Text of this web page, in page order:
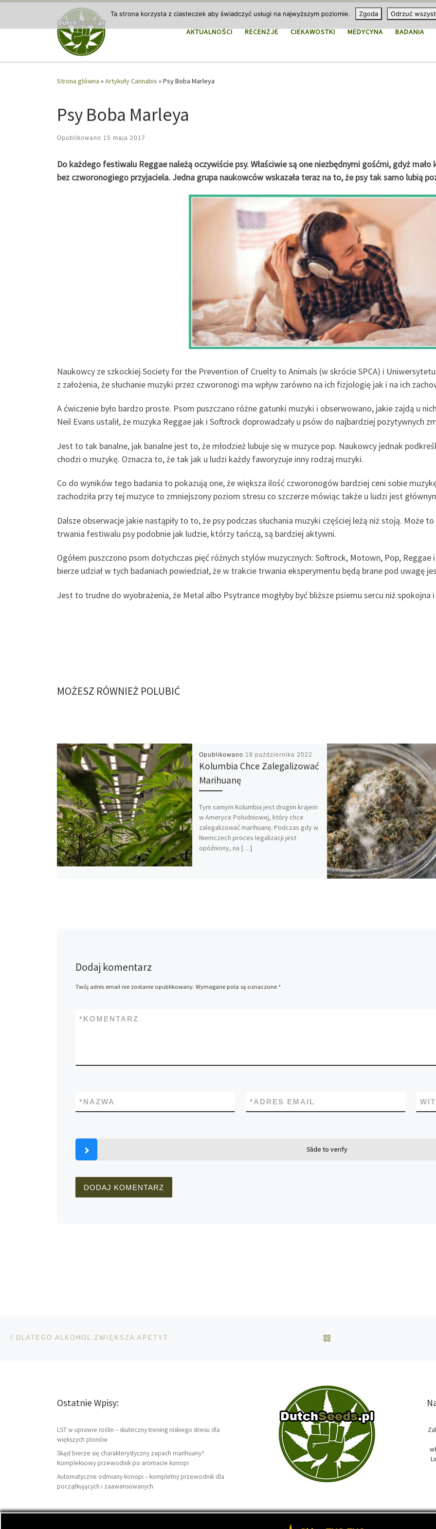
Przejdź do treści
AKTUALNOŚCI RECENZJE CIEKAWOSTKI MEDYCYNA BADANIA
Strona główna »Artykuły Cannabis »Psy Boba Marleya
Psy Boba Marleya
Opublikowano 15 maja 2017
Do każdego festiwalu Reggae należą oczywiście psy. Właściwie są one niezbędnymi gośćmi, gdyż
bez czworonogiego przyjaciela. Jedna grupa naukowców wskazała teraz na to, że psy tak samo lubią
Naukowcy ze szkockiej Society for the Prevention of Cruelty to Animals (w skrócie SPCA) i
z założenia, że słuchanie muzyki przez czworonogi ma wpływ zarówno na ich fizjologię jak i na ich
A ćwiczenie było bardzo proste. Psom puszczano różne gatunki muzyki i obserwowano, jakie zajdą u
Neil Evans ustalił, że muzyka Reggae jak i Softrock doprowadzały u psów do najbardziej pozytywnych
Jest to tak banalne, jak banalne jest to, że młodzież lubuje się w muzyce pop. Naukowcy jednak
chodzi o muzykę. Oznacza to, że tak jak u ludzi każdy faworyzuje inny rodzaj muzyki.
Co do wyników tego badania to pokazują one, że większa ilość czworonogów bardziej ceni sobie
zachodziła przy tej muzyce to zmniejszony poziom stresu co szczerze mówiąc także u ludzi jest
Dalsze obserwacje jakie nastąpiły to to, że psy podczas słuchania muzyki częściej leżą niż stoją. Może
trwania festiwalu psy podobnie jak ludzie, którzy tańczą, są bardziej aktywni.
Ogółem puszczono psom dotychczas pięć różnych stylów muzycznych: Softrock, Motown, Pop,
bierze udział w tych badaniach powiedział, że w trakcie trwania eksperymentu będą brane pod uwagę
Jest to trudne do wyobrażenia, że Metal albo Psytrance mogłyby być bliższe psiemu sercu niż
MOŻESZ RÓWNIEŻ POLUBIĆ
Opublikowano 18 października 2022
Kolumbia Chce Zalegalizować
Marihuanę
Tym samym Kolumbia jest drugim krajem
w Ameryce Południowej, który chce
zalegalizować marihuanę. Podczas gdy w
Niemczech proces legalizacji jest
opóźniony, na […]
Dodaj komentarz
Twój adres email nie zostanie opublikowany. Wymagane pola są oznaczone *
KOMENTARZ
*
NAZWA
* ADRES EMAIL
*
Slide to verify
Nawigacja wpisu
DLATEGO ALKOHOL ZWIĘKSZA APETYT
Ostatnie Wpisy:
LST w uprawie roślin – skuteczny trening niskiego stresu dla
większych plonów
Skąd bierze się charakterystyczny zapach marihuany?
Kompleksowy przewodnik po aromacie konopi
Automatyczne odmiany konopi – kompletny przewodnik dla
początkujących i zaawansowanych
Ta strona korzysta z ciasteczek aby świadczyć usługi na najwyższym poziomie. Zgoda Odrzuć